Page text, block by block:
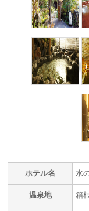
ホテル名 水
温泉地 箱